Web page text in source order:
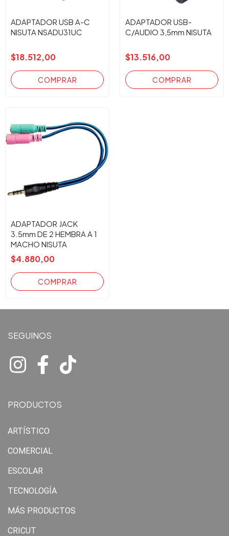
ADAPTADOR USB A-C
NISUTA NSADU31UC
$18.512,00
ADAPTADOR USB-
C/AUDIO 3,5mm NISUTA
$13.516,00
ADAPTADOR JACK
3.5mm DE 2 HEMBRA A 1
MACHO NISUTA
$4.880,00
SEGUINOS
PRODUCTOS
ARTÍSTICO
COMERCIAL
ESCOLAR
TECNOLOGÍA
MÁS PRODUCTOS
CRICUT